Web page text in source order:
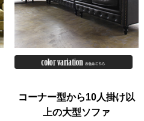
コーナー型から10人掛け以
上の大型ソファ